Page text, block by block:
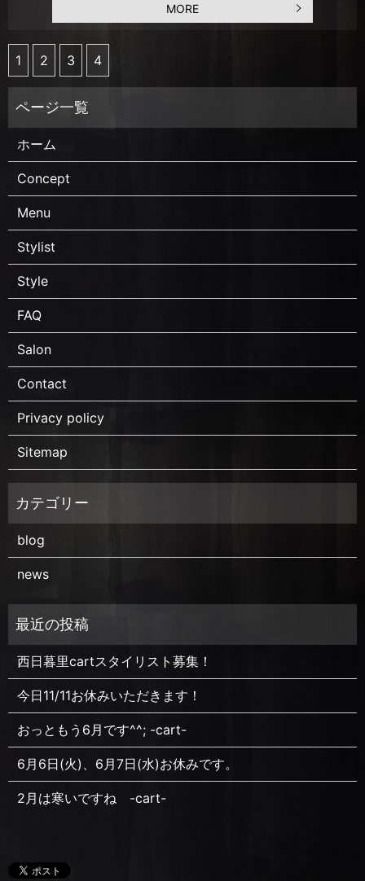
MORE
1 2 3 4
ホーム
Concept
Menu
Stylist
Style
FAQ
Salon
Contact
Privacy policy
Sitemap
blog
news
西日暮里cartスタイリスト募集！
今日11/11お休みいただきます！
おっともう6月です^^; -cart-
6月6日(火)、6月7日(水)お休みです。
2月は寒いですね -cart-